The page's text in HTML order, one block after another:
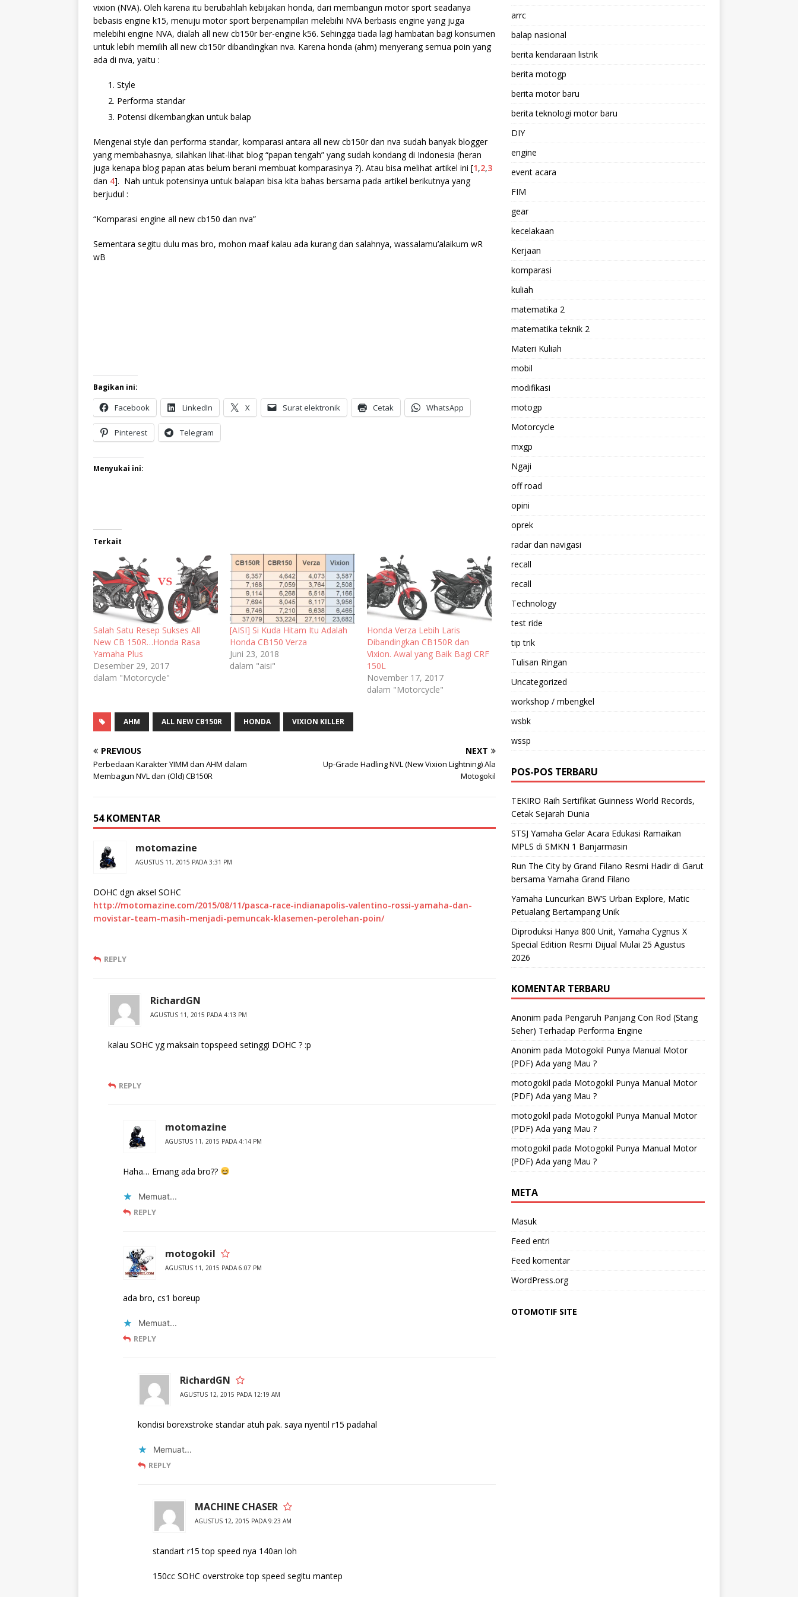
vixion (NVA). Oleh karena itu berubahlah kebijakan honda, dari membangun motor sport seadanya
bebasis engine k15, menuju motor sport berpenampilan melebihi NVA berbasis engine yang juga
melebihi engine NVA, dialah all new cb150r ber-engine k56. Sehingga tiada lagi hambatan bagi konsumen
untuk lebih memilih all new cb150r dibandingkan nva. Karena honda (ahm) menyerang semua poin yang
ada di nva, yaitu :
Style
Performa standar
Potensi dikembangkan untuk balap
Mengenai style dan performa standar, komparasi antara all new cb150r dan nva sudah banyak blogger
yang membahasnya, silahkan lihat-lihat blog “papan tengah” yang sudah kondang di Indonesia (heran
juga kenapa blog papan atas belum berani membuat komparasinya ?). Atau bisa melihat artikel ini [1,2,3
dan 4]. Nah untuk potensinya untuk balapan bisa kita bahas bersama pada artikel berikutnya yang
berjudul :
“Komparasi engine all new cb150 dan nva”
Sementara segitu dulu mas bro, mohon maaf kalau ada kurang dan salahnya, wassalamu’alaikum wR
wB
Bagikan ini:
Facebook LinkedIn X Surat elektronik Cetak WhatsApp
Pinterest Telegram
Menyukai ini:
Terkait
Salah Satu Resep Sukses All
New CB 150R…Honda Rasa
Yamaha Plus
Desember 29, 2017
dalam "Motorcycle"
[AISI] Si Kuda Hitam Itu Adalah
Honda CB150 Verza
Juni 23, 2018
dalam "aisi"
Honda Verza Lebih Laris
Dibandingkan CB150R dan
Vixion. Awal yang Baik Bagi CRF
150L
November 17, 2017
dalam "Motorcycle"
AHM ALL NEW CB150R HONDA VIXION KILLER
PREVIOUS
Perbedaan Karakter YIMM dan AHM dalam
Membagun NVL dan (Old) CB150R
NEXT
Up-Grade Hadling NVL (New Vixion Lightning) Ala
Motogokil
54 KOMENTAR
motomazine
AGUSTUS 11, 2015 PADA 3:31 PM
DOHC dgn aksel SOHC
http://motomazine.com/2015/08/11/pasca-race-indianapolis-valentino-rossi-yamaha-dan-
movistar-team-masih-menjadi-pemuncak-klasemen-perolehan-poin/
REPLY
RichardGN
AGUSTUS 11, 2015 PADA 4:13 PM
kalau SOHC yg maksain topspeed setinggi DOHC ? :p
REPLY
motomazine
AGUSTUS 11, 2015 PADA 4:14 PM
Haha… Emang ada bro??
Memuat...
REPLY
motogokil
AGUSTUS 11, 2015 PADA 6:07 PM
ada bro, cs1 boreup
Memuat...
REPLY
RichardGN
AGUSTUS 12, 2015 PADA 12:19 AM
kondisi borexstroke standar atuh pak. saya nyentil r15 padahal
Memuat...
REPLY
MACHINE CHASER
AGUSTUS 12, 2015 PADA 9:23 AM
standart r15 top speed nya 140an loh
150cc SOHC overstroke top speed segitu mantep
arrc
balap nasional
berita kendaraan listrik
berita motogp
berita motor baru
berita teknologi motor baru
DIY
engine
event acara
FIM
gear
kecelakaan
Kerjaan
komparasi
kuliah
matematika 2
matematika teknik 2
Materi Kuliah
mobil
modifikasi
motogp
Motorcycle
mxgp
Ngaji
off road
opini
oprek
radar dan navigasi
recall
recall
Technology
test ride
tip trik
Tulisan Ringan
Uncategorized
workshop / mbengkel
wsbk
wssp
POS-POS TERBARU
TEKIRO Raih Sertifikat Guinness World Records,
Cetak Sejarah Dunia
STSJ Yamaha Gelar Acara Edukasi Ramaikan
MPLS di SMKN 1 Banjarmasin
Run The City by Grand Filano Resmi Hadir di Garut
bersama Yamaha Grand Filano
Yamaha Luncurkan BW’S Urban Explore, Matic
Petualang Bertampang Unik
Diproduksi Hanya 800 Unit, Yamaha Cygnus X
Special Edition Resmi Dijual Mulai 25 Agustus
2026
KOMENTAR TERBARU
Anonim pada Pengaruh Panjang Con Rod (Stang
Seher) Terhadap Performa Engine
Anonim pada Motogokil Punya Manual Motor
(PDF) Ada yang Mau ?
motogokil pada Motogokil Punya Manual Motor
(PDF) Ada yang Mau ?
motogokil pada Motogokil Punya Manual Motor
(PDF) Ada yang Mau ?
motogokil pada Motogokil Punya Manual Motor
(PDF) Ada yang Mau ?
META
Masuk
Feed entri
Feed komentar
WordPress.org
OTOMOTIF SITE